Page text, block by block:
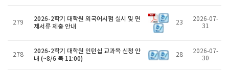
279
2026-2학기 대학원 외국어시험 실시 및 면
제서류 제출 안내
23
2026-07-
31
278
2026-2학기 대학원 인턴십 교과목 신청 안
내 (~8/6 목 11:00)
28
2026-07-
30